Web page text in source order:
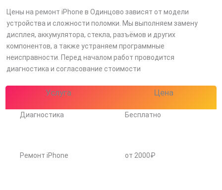
Цены на ремонт iPhone в Одинцово зависят от модели
устройства и сложности поломки. Мы выполняем замену
дисплея, аккумулятора, стекла, разъёмов и других
компонентов, а также устраняем программные
неисправности. Перед началом работ проводится
диагностика и согласование стоимости
Услуга Цена
Диагностика Бесплатно
Ремонт iPhone от 2000₽